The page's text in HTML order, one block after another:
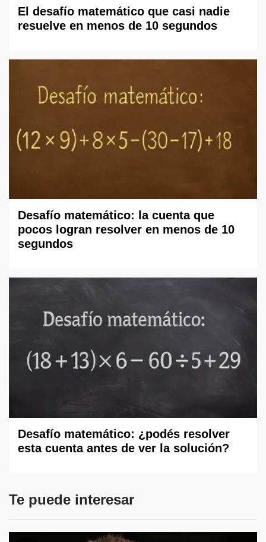
El desafío matemático que casi nadie
resuelve en menos de 10 segundos
Desafío matemático: la cuenta que
pocos logran resolver en menos de 10
segundos
Desafío matemático: ¿podés resolver
esta cuenta antes de ver la solución?
Te puede interesar